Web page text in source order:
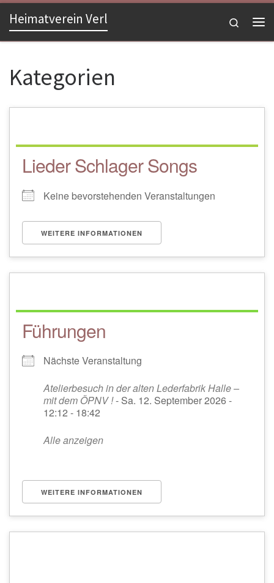
Zum Inhalt springen
Heimatverein Verl
Search
Kategorien
Lieder Schlager Songs
Keine bevorstehenden Veranstaltungen
WEITERE INFORMATIONEN
Führungen
Nächste Veranstaltung
Atelierbesuch in der alten Lederfabrik Halle –
mit dem ÖPNV !- Sa. 12. September 2026 -
12:12 - 18:42
Alle anzeigen
WEITERE INFORMATIONEN